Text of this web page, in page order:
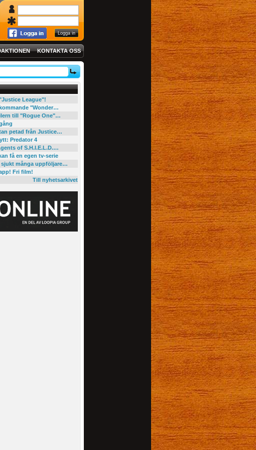
KONTAKTA OSS
League"!
"Wonder…
till "Rogue One"…
petad från Justice…
Predator 4
of S.H.I.E.L.D.…
få en egen tv-serie
sjukt många uppföljare…
Fri film!
Till nyhetsarkivet